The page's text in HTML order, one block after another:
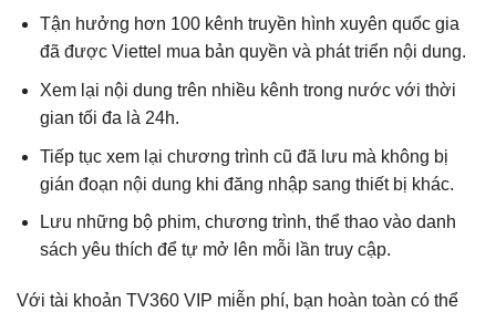
Tận hưởng hơn 100 kênh truyền hình xuyên quốc gia
đã được Viettel mua bản quyền và phát triển nội dung.
Xem lại nội dung trên nhiều kênh trong nước với thời
gian tối đa là 24h.
Tiếp tục xem lại chương trình cũ đã lưu mà không bị
gián đoạn nội dung khi đăng nhập sang thiết bị khác.
Lưu những bộ phim, chương trình, thể thao vào danh
sách yêu thích để tự mở lên mỗi lần truy cập.
Với tài khoản TV360 VIP miễn phí, bạn hoàn toàn có thể